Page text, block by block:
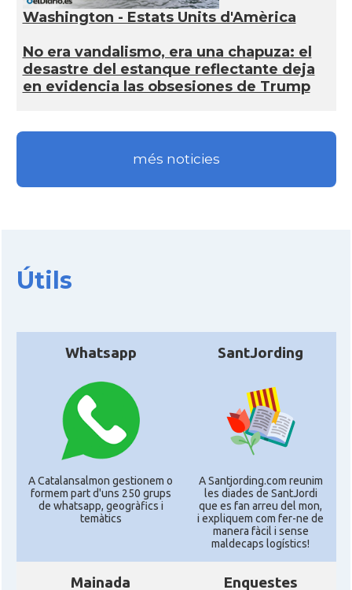
Washington - Estats Units d'Amèrica
No era vandalismo, era una chapuza: el
desastre del estanque reflectante deja
en evidencia las obsesiones de Trump
més noticies
Útils
Whatsapp
A Catalansalmon gestionem o
formem part d'uns 250 grups
de whatsapp, geogràfics i
temàtics
SantJording
A Santjording.com reunim
les diades de SantJordi
que es fan arreu del mon,
i expliquem com fer-ne de
manera fàcil i sense
maldecaps logí­stics!
Mainada Enquestes